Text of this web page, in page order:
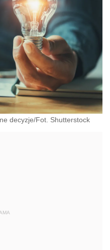
decyzje/Fot. Shutterstock